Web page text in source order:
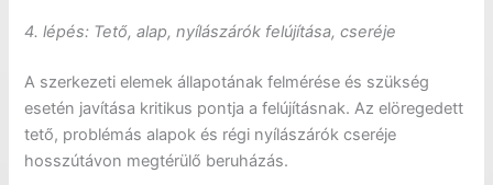
4. lépés: Tető, alap, nyílászárók felújítása, cseréje
A szerkezeti elemek állapotának felmérése és szükség
esetén javítása kritikus pontja a felújításnak. Az elöregedett
tető, problémás alapok és régi nyílászárók cseréje
hosszútávon megtérülő beruházás.